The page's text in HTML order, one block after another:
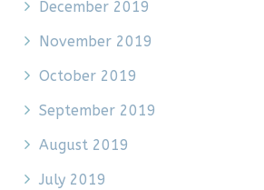
December 2019
November 2019
October 2019
September 2019
August 2019
July 2019